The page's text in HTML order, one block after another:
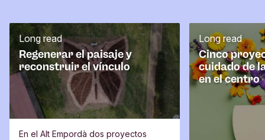
Regenerar el paisaje y
reconstruir el vínculo
Long read
En el Alt Empordà dos proyectos
Cinco
cuidado de
en el centro
Long read